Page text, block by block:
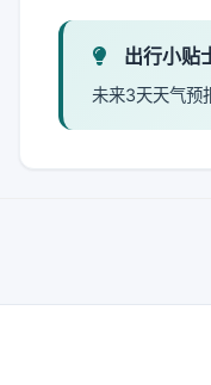
出行小贴
未来3天天气预